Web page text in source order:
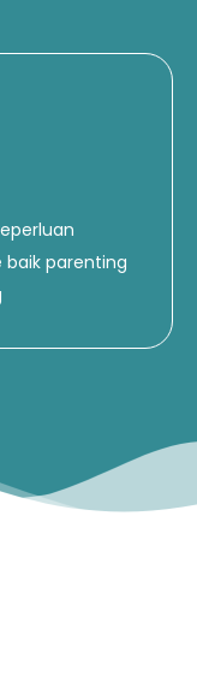
parenting